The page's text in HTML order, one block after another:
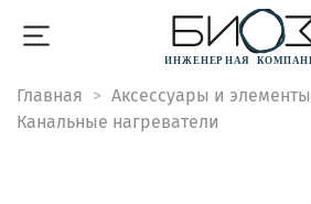
Главная
Аксессуары и элементы
Канальные нагреватели